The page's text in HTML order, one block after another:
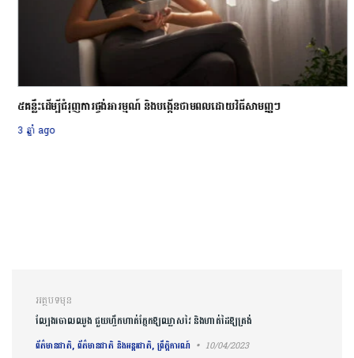
៥គន្លឹះដើម្បីជំរុញការផ្ចង់អារម្មណ៍ និងបង្កើនថាមពលដោយវិធីសាមញ្ញៗ
3 ឆ្នាំ ago
ការ​នាំទិស​ប្រកាស
អត្ថបទមុន
ល្បែងចោលឈូង ជួយហ្វឹកហាត់ភ្នែកឱ្យឈ្លាសវៃ និងហាត់ដៃឱ្យត្រង់
ព័ត៌មានជាតិ, ព័ត៌មានជាតិ និងអន្តរជាតិ, ព្រឹត្តិការណ៍ 10/04/2023